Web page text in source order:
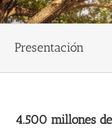
Presentación
4.500 millones